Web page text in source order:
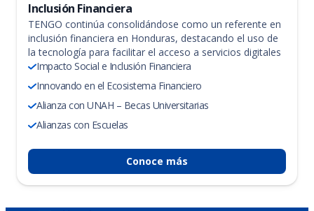
Inclusión Financiera
TENGO continúa consolidándose como un referente en
inclusión financiera en Honduras, destacando el uso de
la tecnología para facilitar el acceso a servicios digitales
Impacto Social e Inclusión Financiera
Innovando en el Ecosistema Financiero
Alianza con UNAH – Becas Universitarias
Alianzas con Escuelas
Conoce más